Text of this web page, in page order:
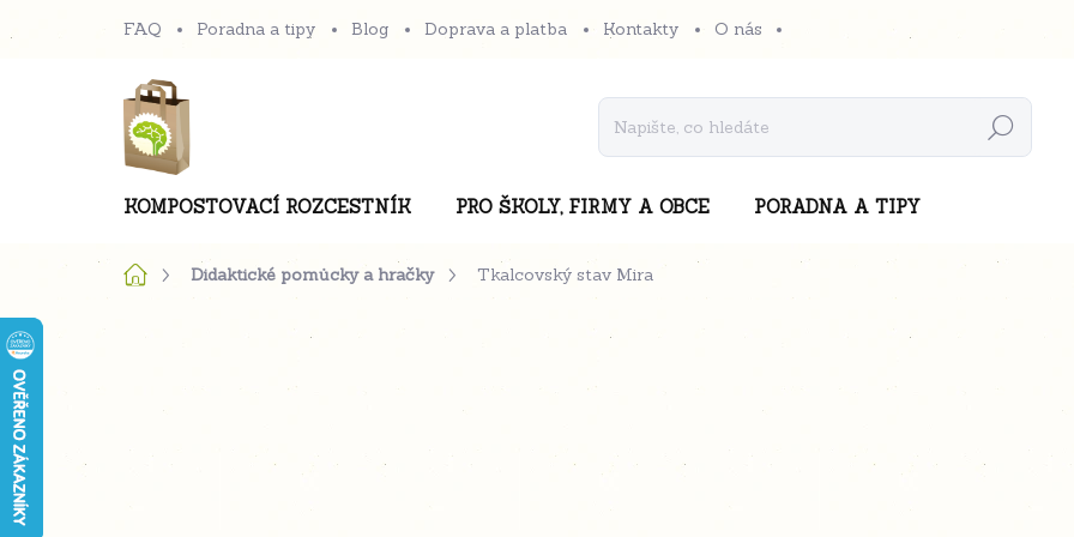
na
FAQ Poradna a tipy Blog Doprava a platba Kontakty O nás
Hledat
KOMPOSTOVACÍ ROZCESTNÍK PRO ŠKOLY, FIRMY A OBCE PORADNA A TIPY
DomůDidaktické pomůcky a hračky Tkalcovský stav Mira